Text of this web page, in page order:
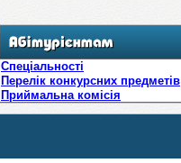
Спеціальності
Перелік конкурсних предметів
Приймальна комісія